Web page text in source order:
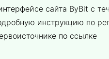
сайта ByBit с
инструкцию по
по ссылке